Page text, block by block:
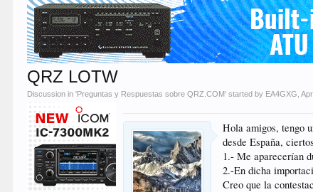
QRZ LOTW
Discussion in 'Preguntas y Respuestas sobre QRZ.COM' started by EA4GXG ,
Hola amigos, tengo
desde España,
1.- Me aparecerían
2.-En dicha
Creo que la